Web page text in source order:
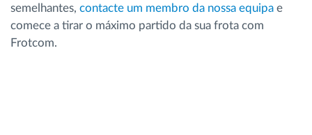
semelhantes, contacte um membro da nossa equipa e
comece a tirar o máximo partido da sua frota com
Frotcom.